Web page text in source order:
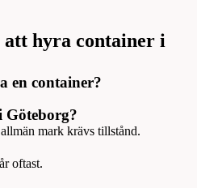
hyra container i
en container?
Göteborg?
mark krävs tillstånd.
oftast.